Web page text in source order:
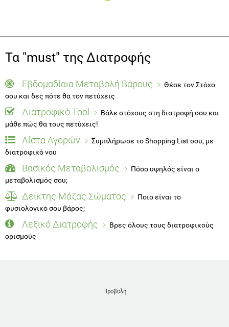
Τα "must" της Διατροφής
Εβδομαδίαια Μεταβολή Βάρους
Θέσε τον Στόχο
σου και δες πότε θα τον πετύχεις
Διατροφικό Tool
Βάλε στόχους στη διατροφή σου και
μάθε πώς θα τους πετύχεις!
Λίστα Αγορών
Συμπλήρωσε το Shopping List σου, με
διατροφικό νου
Βασικός Μεταβολισμός
Πόσο υψηλός είναι ο
μεταβολισμός σου;
Δείκτης Μάζας Σώματος
Ποιο είναι το
φυσιολογικό σου βάρος;
Λεξικό Διατροφής
Βρες όλους τους διατροφικούς
ορισμούς
Προβολή